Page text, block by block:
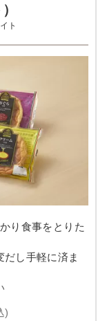
弁当献立の一例
提供可能なメニ
い。
kcal
1ヵ月平均）が
、メニューによっ
ト
り食事をとりた
だし手軽に済ま
)